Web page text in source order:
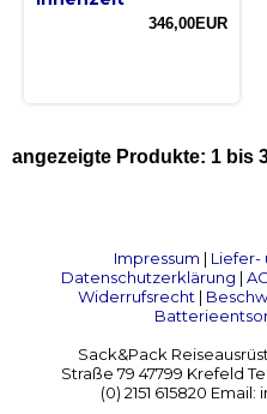
346,00EUR
angezeigte Produkte: 1 bis
Impressum | Liefer-
Datenschutzerklärung |
Widerrufsrecht|
Sack&Pack
Straße 79 47799 Krefeld
(0) 2151 615820